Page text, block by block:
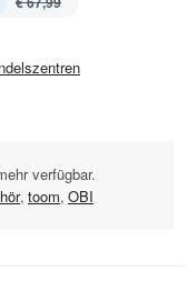
verfügbar.
, toom, OBI